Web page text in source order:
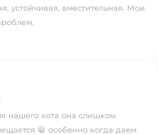
устойчивая, вместительная. Мои
нашего кота она слишком
😁 особенно когда даем